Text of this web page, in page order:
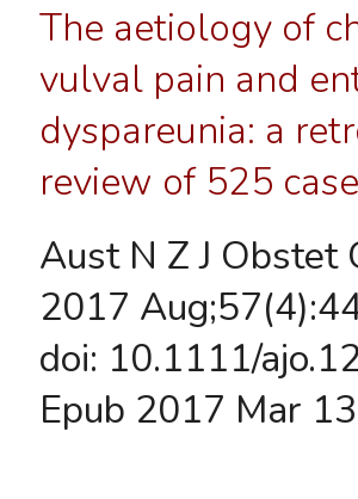
The aetiology of
vulval pain and
dyspareunia: a
review of 525
Aust N Z J Obstet
2017
doi: 10.1111/
Epub 2017 Mar